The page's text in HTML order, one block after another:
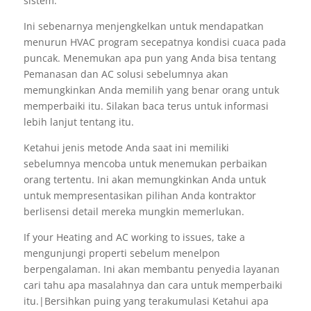
Ini sebenarnya menjengkelkan untuk mendapatkan
menurun HVAC program secepatnya kondisi cuaca pada
puncak. Menemukan apa pun yang Anda bisa tentang
Pemanasan dan AC solusi sebelumnya akan
memungkinkan Anda memilih yang benar orang untuk
memperbaiki itu. Silakan baca terus untuk informasi
lebih lanjut tentang itu.
Ketahui jenis metode Anda saat ini memiliki
sebelumnya mencoba untuk menemukan perbaikan
orang tertentu. Ini akan memungkinkan Anda untuk
untuk mempresentasikan pilihan Anda kontraktor
berlisensi detail mereka mungkin memerlukan.
If your Heating and AC working to issues, take a
mengunjungi properti sebelum menelpon
berpengalaman. Ini akan membantu penyedia layanan
cari tahu apa masalahnya dan cara untuk memperbaiki
itu.|Bersihkan puing yang terakumulasi Ketahui apa